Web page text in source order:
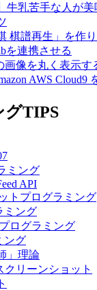
牛乳苦手な人が
棋譜再生」を作
を連携させる
画像を丸く表示す
AWS Cloud9
グTIPS
ミング
API
トプログラミング
ミング
ログラミング
ング
」理論
クリーンショット